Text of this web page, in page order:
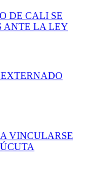
DE CALI SE
ANTE LA LEY
VINCULARSE